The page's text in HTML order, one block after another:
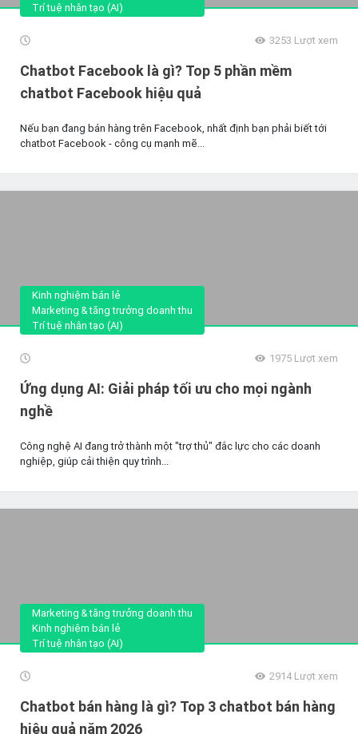
Trí tuệ nhân tạo (AI)
3253 Lượt xem
Chatbot Facebook là gì? Top 5 phần mềm
chatbot Facebook hiệu quả
Nếu bạn đang bán hàng trên Facebook, nhất định bạn phải biết tới
chatbot Facebook - công cụ mạnh mẽ...
Kinh nghiệm bán lẻ
Marketing & tăng trưởng doanh thu
Trí tuệ nhân tạo (AI)
1975 Lượt xem
Ứng dụng AI: Giải pháp tối ưu cho mọi ngành
nghề
Công nghệ AI đang trở thành một "trợ thủ" đắc lực cho các doanh
nghiệp, giúp cải thiện quy trình...
Marketing & tăng trưởng doanh thu
Kinh nghiệm bán lẻ
Trí tuệ nhân tạo (AI)
2914Lượt xem
Chatbot bán hàng là gì? Top 3 chatbot bán hàng
hiệu quả năm 2026